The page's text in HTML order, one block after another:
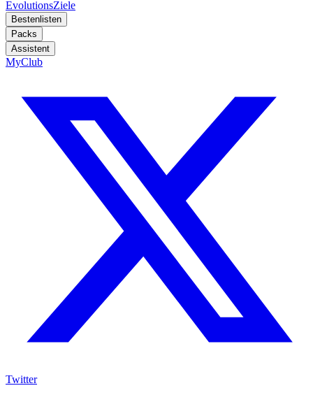
EvolutionsZiele
Bestenlisten
Packs
Assistent
MyClub
Twitter